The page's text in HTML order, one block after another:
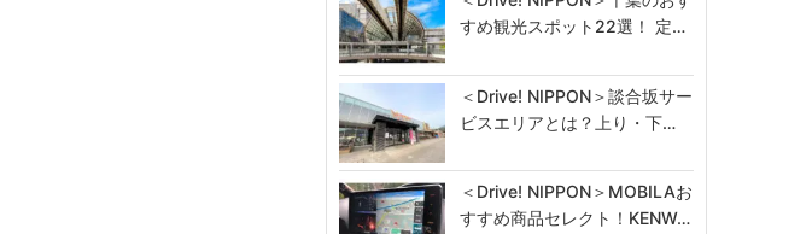
すめ観光スポット22選！ 定…
＜Drive! NIPPON＞談合坂サー
ビスエリアとは？上り・下…
＜Drive! NIPPON＞MOBILAお
すすめ商品セレクト！KENW…